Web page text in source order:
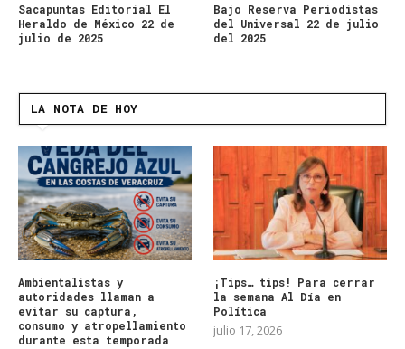
Sacapuntas Editorial El
Heraldo de México 22 de
julio de 2025
Bajo Reserva Periodistas
del Universal 22 de julio
del 2025
LA NOTA DE HOY
Ambientalistas y
autoridades llaman a
evitar su captura,
consumo y atropellamiento
durante esta temporada
¡Tips… tips! Para cerrar
la semana Al Día en
Política
julio 17, 2026